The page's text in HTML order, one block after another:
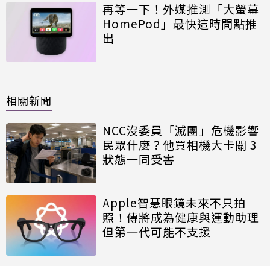
再等一下！外媒推測「大螢幕
HomePod」最快這時間點推
出
相關新聞
NCC沒委員「滅團」危機影響
民眾什麼？他買相機大卡關 3
狀態一同受害
Apple智慧眼鏡未來不只拍
照！傳將成為健康與運動助理
但第一代可能不支援